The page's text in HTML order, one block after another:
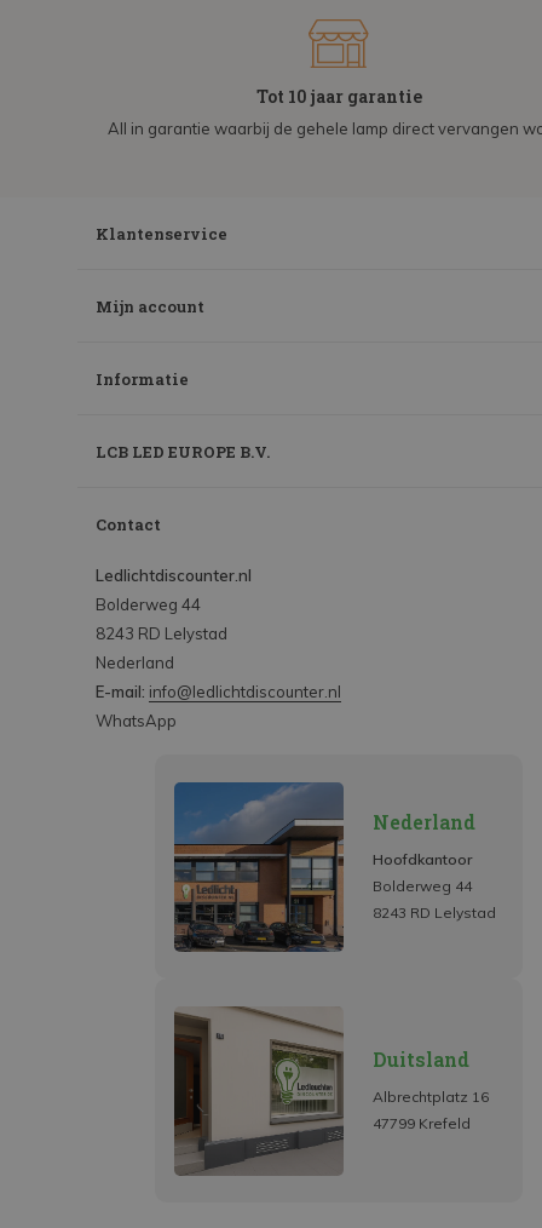
Tot 10 jaar garantie
All in garantie waarbij de gehele lamp direct vervangen
Klantenservice
Mijn account
Informatie
LCB LED EUROPE B.V.
Contact
Ledlichtdiscounter.nl
Bolderweg 44
8243 RD Lelystad
Nederland
E-mail: info@ledlichtdiscounter.nl
WhatsApp
Nederland
Hoofdkantoor
Bolderweg 44
8243 RD Lelystad
Duitsland
Albrechtplatz 16
47799 Krefeld